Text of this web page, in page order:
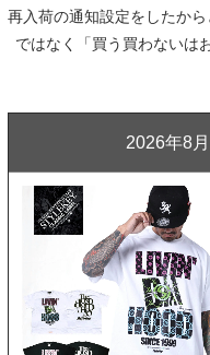
再入荷の通知設定をしたか
ではなく「買う買わないは
2026年8